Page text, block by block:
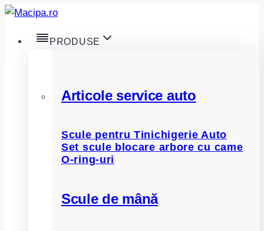
Skip
content
PRODUSE
Articole service auto
Scule pentru Tinichigerie Auto
Set scule blocare arbore cu came
O-ring-uri
Scule de mână